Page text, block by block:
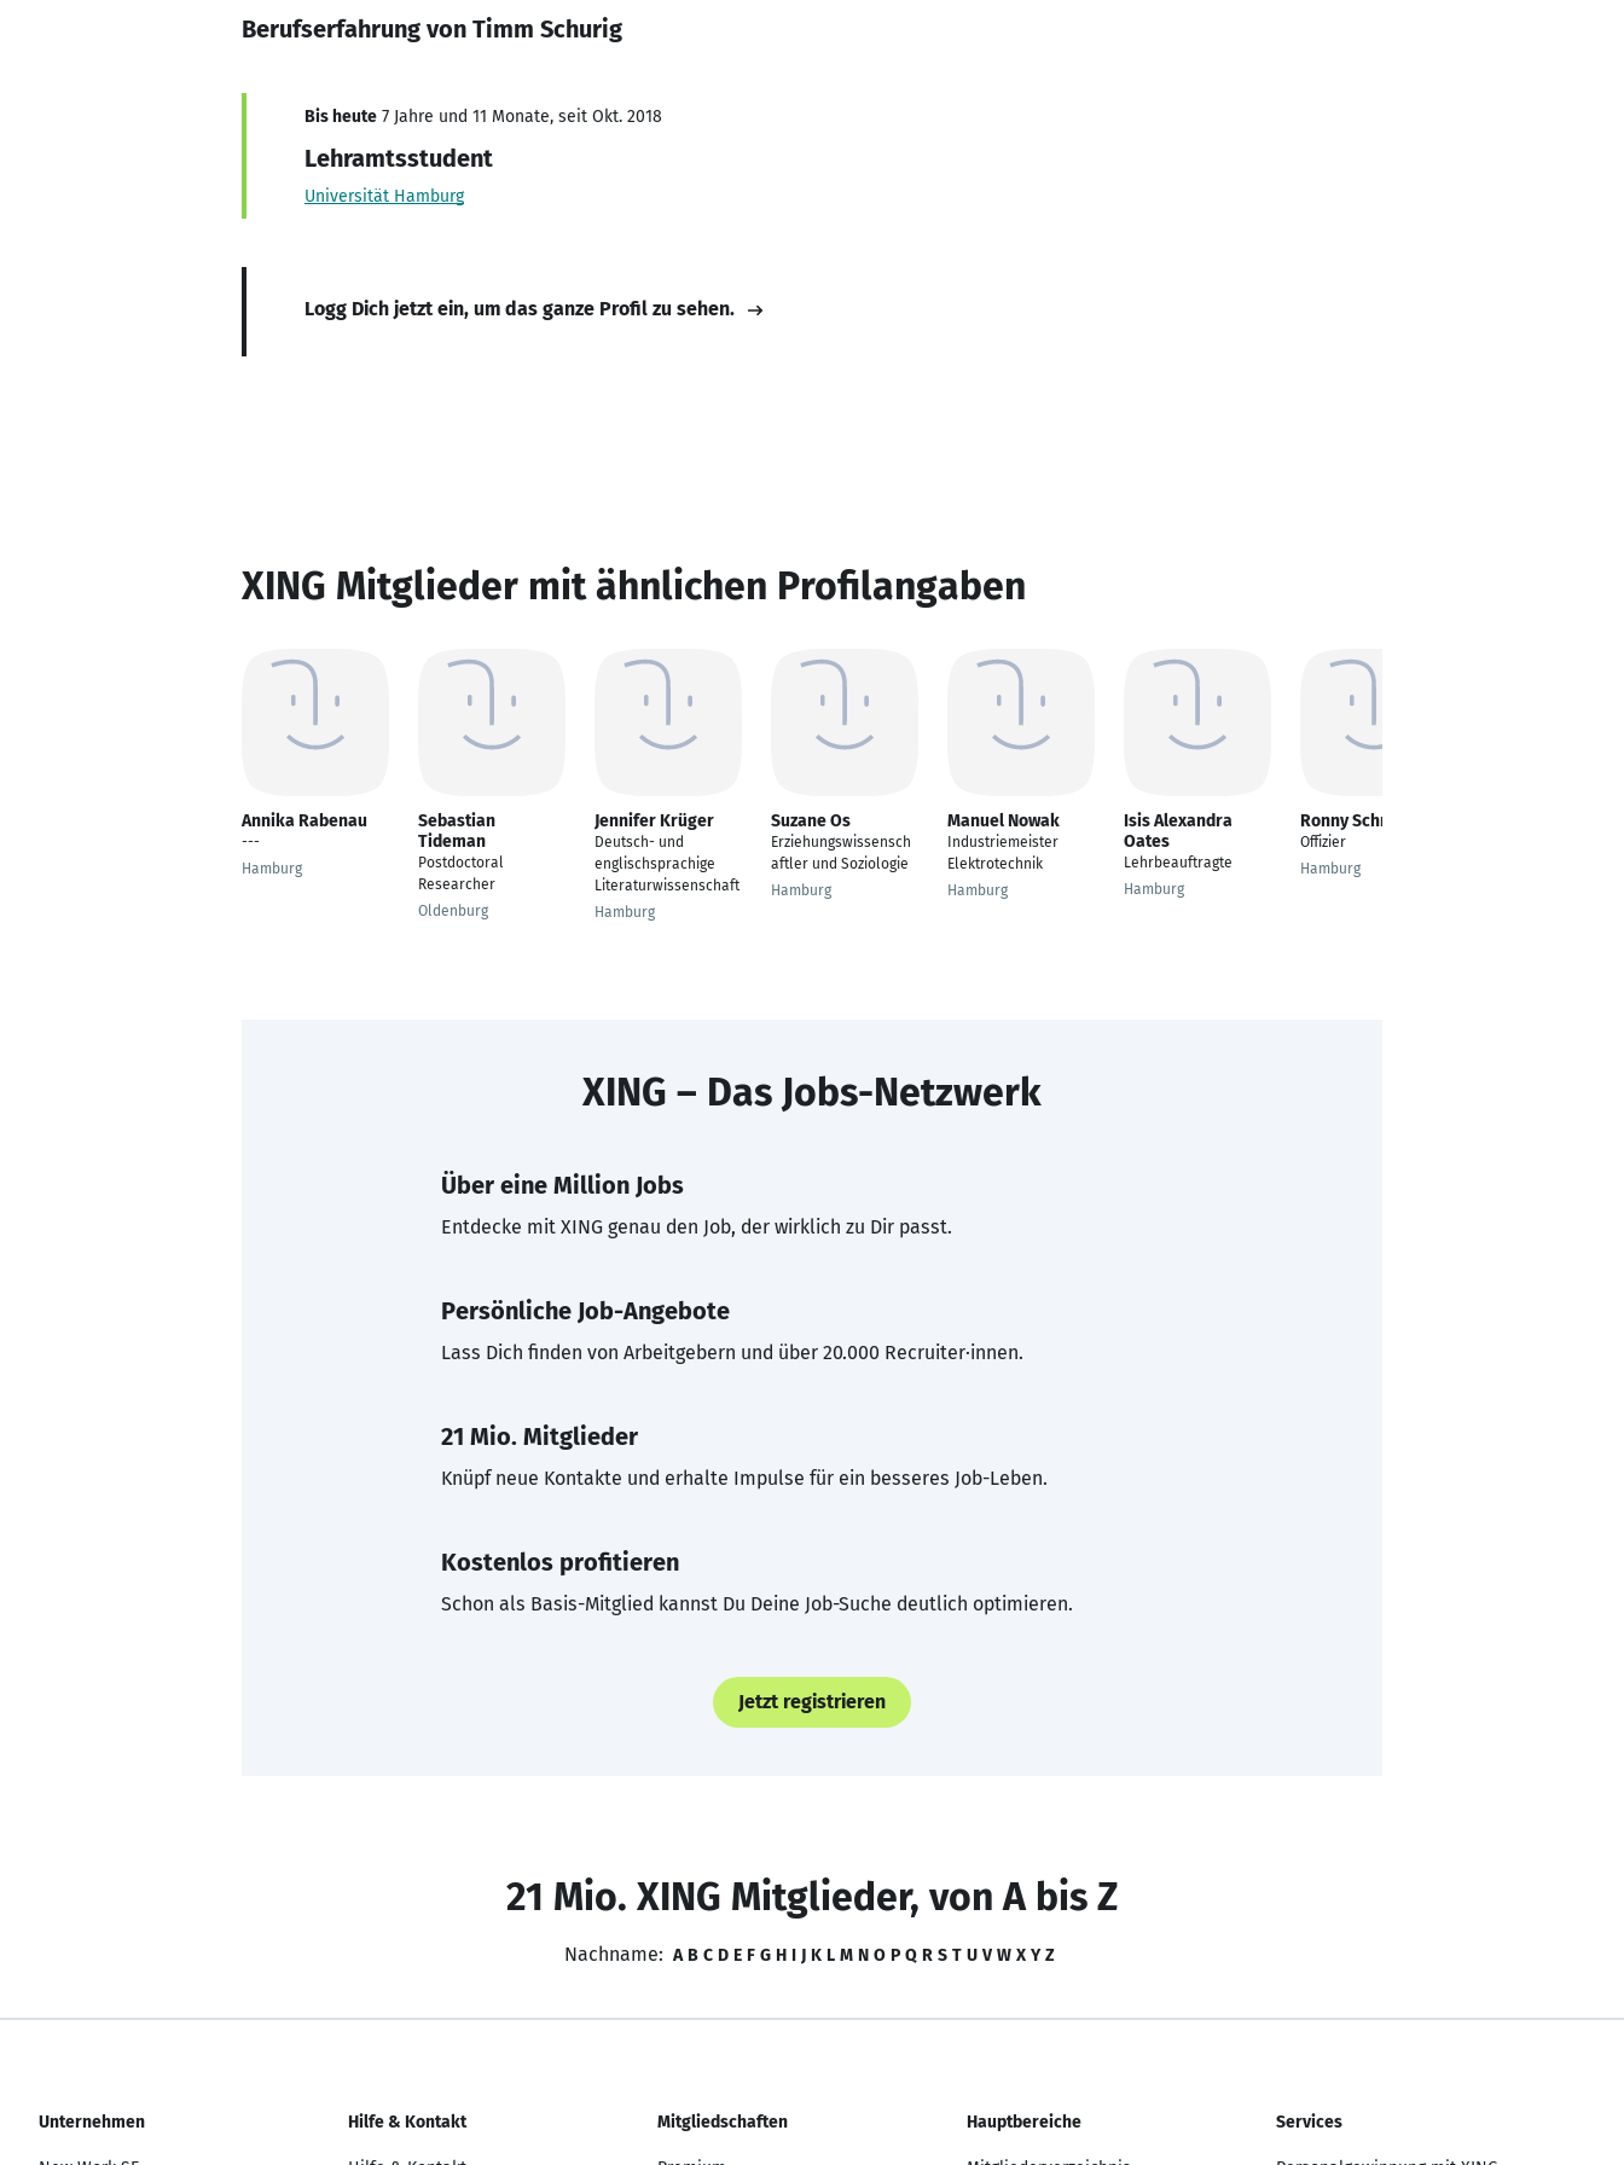
Berufserfahrung von Timm Schurig
Bis heute 7 Jahre und 11 Monate, seit Okt. 2018
Lehramtsstudent
Universität Hamburg
Logg Dich jetzt ein, um das ganze Profil zu sehen.
XING Mitglieder mit ähnlichen Profilangaben
Annika Rabenau
---
Hamburg
Sebastian
Tideman
Postdoctoral
Researcher
Oldenburg
Jennifer Krüger
Deutsch- und
englischsprachige
Literaturwissenschaft
Hamburg
Suzane Os
Erziehungswissensch
aftler und Soziologie
Hamburg
Manuel Nowak
Industriemeister
Elektrotechnik
Hamburg
Isis Alexandra
Oates
Lehrbeauftragte
Hamburg
Ronny Schmitz
Offizier
Hamburg
XING – Das Jobs-Netzwerk
Über eine Million Jobs
Entdecke mit XING genau den Job, der wirklich zu Dir passt.
Persönliche Job-Angebote
Lass Dich finden von Arbeitgebern und über 20.000 Recruiter·innen.
21 Mio. Mitglieder
Knüpf neue Kontakte und erhalte Impulse für ein besseres Job-Leben.
Kostenlos profitieren
Schon als Basis-Mitglied kannst Du Deine Job-Suche deutlich optimieren.
Jetzt registrieren
21 Mio. XING Mitglieder, von A bis Z
Nachname: A B C D E F G H I J K L M N O P Q R S T U V W X Y Z
Unternehmen Hilfe & Kontakt Mitgliedschaften Hauptbereiche Services